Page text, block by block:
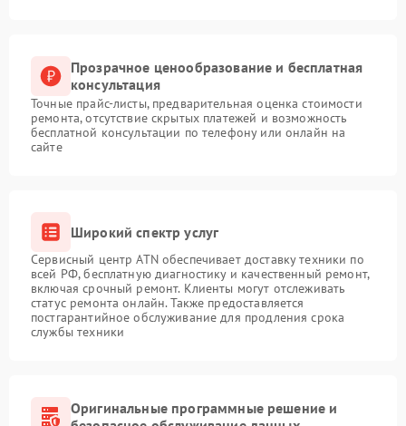
Прозрачное ценообразование и бесплатная
консультация
Точные прайс-листы, предварительная оценка стоимости
ремонта, отсутствие скрытых платежей и возможность
бесплатной консультации по телефону или онлайн на
сайте
Широкий спектр услуг
Сервисный центр ATN обеспечивает доставку техники по
всей РФ, бесплатную диагностику и качественный ремонт,
включая срочный ремонт. Клиенты могут отслеживать
статус ремонта онлайн. Также предоставляется
постгарантийное обслуживание для продления срока
службы техники
Оригинальные программные решение и